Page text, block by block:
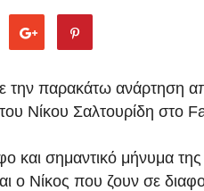
την παρακάτω ανάρτηση
Νίκου Σαλτουρίδη στο
και σημαντικό μήνυμα της
ο Νίκος που ζουν σε